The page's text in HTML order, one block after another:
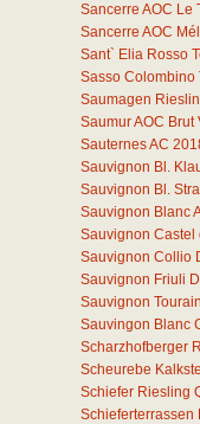
Sancerre AOC Le
Sancerre AOC
Sant` Elia Rosso
Sasso Colombino
Saumagen
Saumur AOC
Sauternes AC
Sauvignon Bl.
Sauvignon Bl.
Sauvignon Blanc
Sauvignon Castel
Sauvignon Collio
Sauvignon Friuli
Sauvignon
Sauvingon Blanc
Scharzhofberger
Scheurebe
Schiefer Riesling
Schieferterrassen